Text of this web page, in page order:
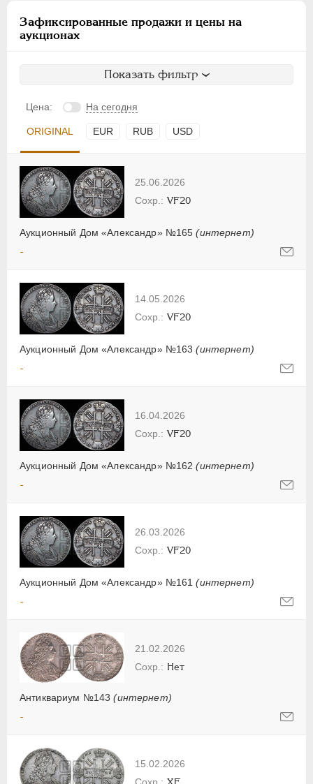
Зафиксированные продажи и цены на
аукционах
Показать фильтр
Цена: На сегодня
ORIGINAL EUR RUB USD
25.06.2026
Аукционный Дом «Александр» №165(интернет)
VF20
-
14.05.2026
Аукционный Дом «Александр» №163(интернет)
VF20
-
16.04.2026
Аукционный Дом «Александр» №162(интернет)
VF20
-
26.03.2026
Аукционный Дом «Александр» №161(интернет)
VF20
-
21.02.2026
Антиквариум №143(интернет)
Нет
-
15.02.2026